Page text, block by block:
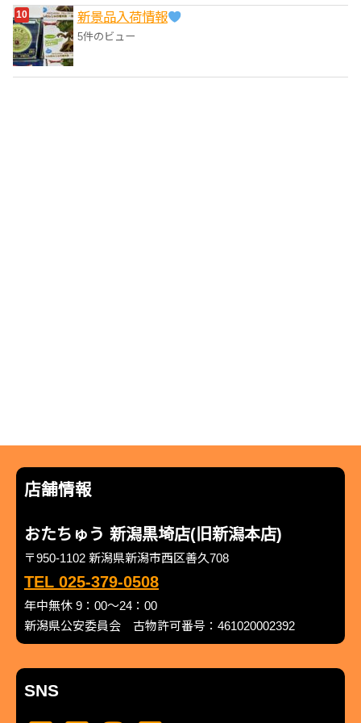
‎新景品入荷情報
5件のビュー
店舗情報
おたちゅう 新潟黒埼店(旧新潟本店)
〒950-1102 新潟県新潟市西区善久708
TEL 025-379-0508
年中無休 9：00～24：00
新潟県公安委員会 古物許可番号：461020002392
SNS